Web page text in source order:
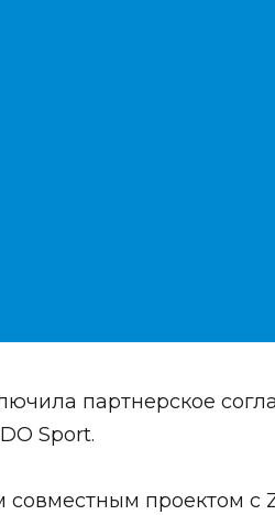
партнерское
Sport.
проектом с